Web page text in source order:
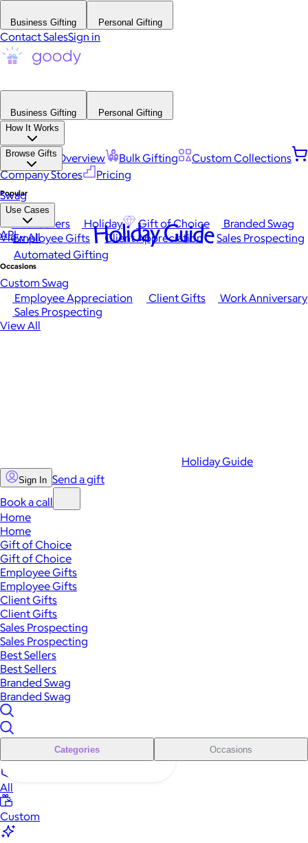
Business Gifting Personal Gifting
Contact SalesSign in
Business Gifting
Personal Gifting
How It Works
Platform Overview Bulk Gifting
Custom Collections
Company Stores
Pricing
Browse Gifts
Popular
Best Sellers Holiday Gift of Choice
Branded Swag
View All
Occasions
Employee Appreciation Client Gifts
Work Anniversary
Sales Prospecting
View All
Swag
Use Cases
Employee Gifts Client Appreciation
Sales Prospecting
Automated Gifting
Custom Swag
API Holiday Guide
Holiday Guide
Sign In Send a gift
Book a call
Home
Home
Gift of Choice
Gift of Choice
Employee Gifts
Employee Gifts
Client Gifts
Client Gifts
Sales Prospecting
Sales Prospecting
Best Sellers
Best Sellers
Branded Swag
Branded Swag
Categories Occasions
All
Custom